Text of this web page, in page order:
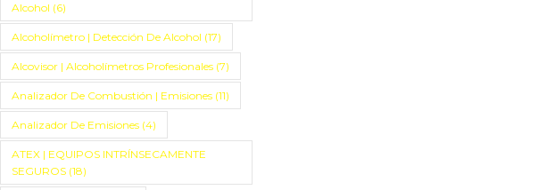
Alcohol (6)
Alcoholímetro | Detección De Alcohol (17)
Alcovisor | Alcoholímetros Profesionales (7)
Analizador De Combustión | Emisiones (11)
Analizador De Emisiones (4)
ATEX | EQUIPOS INTRÍNSECAMENTE
SEGUROS (18)